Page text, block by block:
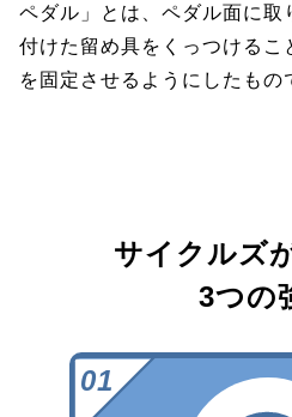
ペダル」とは、ペダル面に取
付けた留め具をくっつけるこ
を固定させるようにしたもの
サイクルズ
3つの